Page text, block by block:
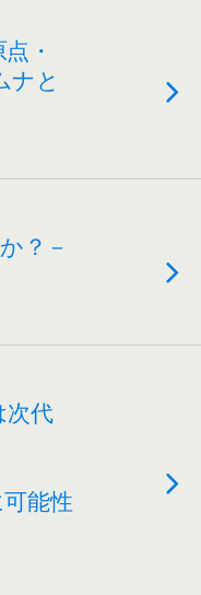
・
ナと
？－
次代
能性